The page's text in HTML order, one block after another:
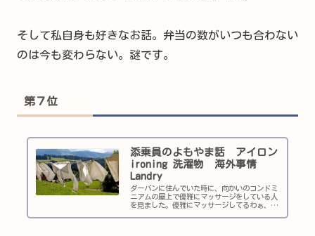
そして私自身も好きなお話。弁当の数がいつも合わない
のは今も変わらない。謎です。
第７位
添乗員のよもやま話 アイロン
ironing 洗濯物 海外事情
Landry
ダーバンに住んでいた時に、向かいのコンドミ
ニアムの屋上で優雅にマッサージをしている人
を見ました。優雅にマッサージしてるわぁ、と